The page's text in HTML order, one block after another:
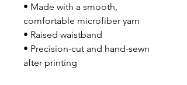
• Made with a smooth,
comfortable microfiber yarn
• Raised waistband
• Precision-cut and hand-sewn
after printing